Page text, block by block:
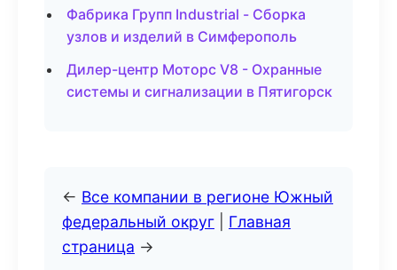
Фабрика Групп Industrial - Сборка
узлов и изделий в Симферополь
Дилер-центр Моторс V8 - Охранные
системы и сигнализации в Пятигорск
← Все компании в регионе Южный
федеральный округ
Главная
страница →